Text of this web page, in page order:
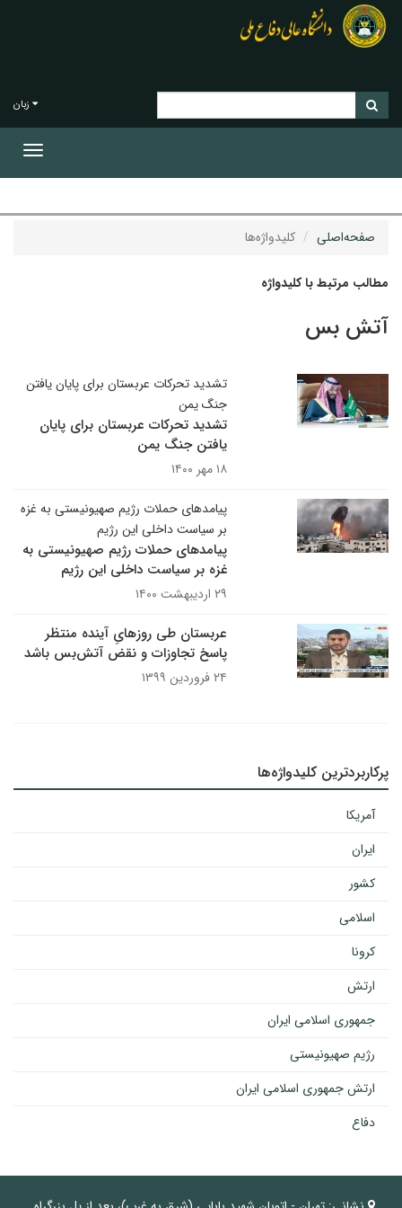
زبان
صفحه‌اصلی کلیدواژه‌ها
مطالب مرتبط با کلیدواژه
آتش بس
تشدید تحرکات عربستان برای پایان یافتن
جنگ یمن
تشدید تحرکات عربستان برای پایان
یافتن جنگ یمن
۱۸ مهر ۱۴۰۰
پیامدهای حملات رژیم صهیونیستی به غزه
بر سیاست داخلی این رژیم
پیامدهای حملات رژیم صهیونیستی به
غزه بر سیاست داخلی این رژیم
۲۹ اردیبهشت ۱۴۰۰
عربستان طی روزهایِ آینده منتظر
پاسخ تجاوزات و نقض آتش‌بس باشد
۲۴ فروردین ۱۳۹۹
پرکاربردترین کلیدواژه‌ها
آمریکا
ایران
کشور
اسلامی
کرونا
ارتش
جمهوری اسلامی ایران
رژیم صهیونیستی
ارتش جمهوری اسلامی ایران
دفاع